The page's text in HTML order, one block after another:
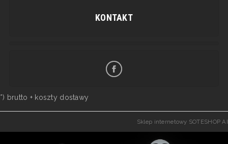
KONTAKT
*) brutto + koszty dostawy
Sklep internetowy SOTESHOP AI